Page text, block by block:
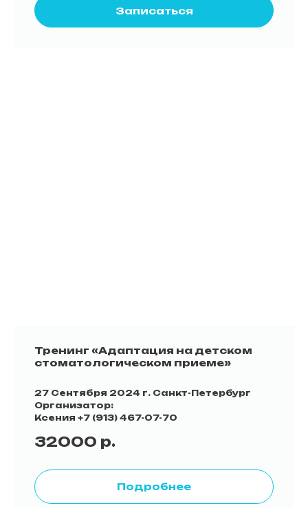
Записаться
Тренинг «Адаптация на детском
стоматологическом приеме»
27 Сентября 2024 г. Санкт-Петербург
Организатор:
Ксения +7 (913) 467-07-70
32000 р.
Подробнее